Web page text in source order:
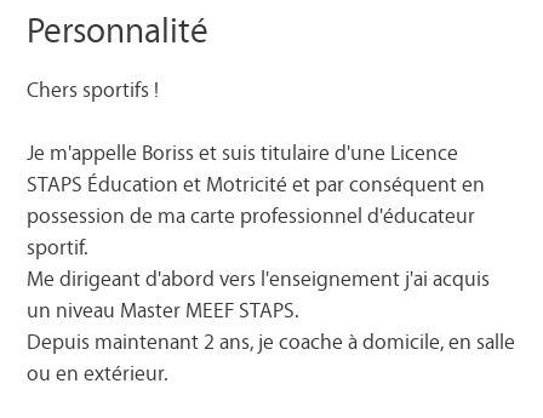
Personnalité
Chers sportifs !
Je m'appelle Boriss et suis titulaire d'une Licence
STAPS Éducation et Motricité et par conséquent en
possession de ma carte professionnel d'éducateur
sportif.
Me dirigeant d'abord vers l'enseignement j'ai acquis
un niveau Master MEEF STAPS.
Depuis maintenant 2 ans, je coache à domicile, en salle
ou en extérieur.